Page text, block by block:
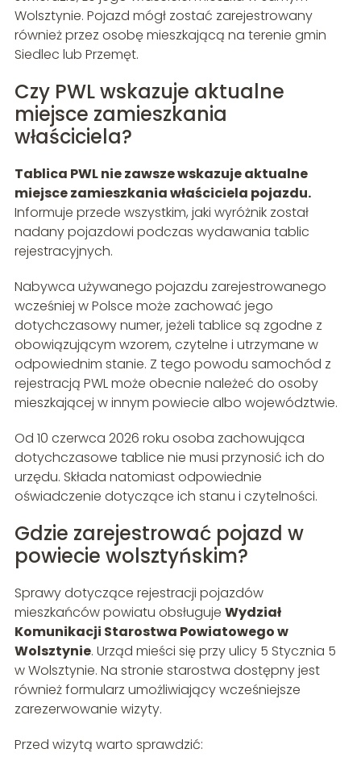
Wolsztynie. Pojazd mógł zostać zarejestrowany
również przez osobę mieszkającą na terenie gmin
Siedlec lub Przemęt.
Czy PWL wskazuje aktualne
miejsce zamieszkania
właściciela?
Tablica PWL nie zawsze wskazuje aktualne
miejsce zamieszkania właściciela pojazdu.
Informuje przede wszystkim, jaki wyróżnik został
nadany pojazdowi podczas wydawania tablic
rejestracyjnych.
Nabywca używanego pojazdu zarejestrowanego
wcześniej w Polsce może zachować jego
dotychczasowy numer, jeżeli tablice są zgodne z
obowiązującym wzorem, czytelne i utrzymane w
odpowiednim stanie. Z tego powodu samochód z
rejestracją PWL może obecnie należeć do osoby
mieszkającej w innym powiecie albo województwie.
Od 10 czerwca 2026 roku osoba zachowująca
dotychczasowe tablice nie musi przynosić ich do
urzędu. Składa natomiast odpowiednie
oświadczenie dotyczące ich stanu i czytelności.
Gdzie zarejestrować pojazd w
powiecie wolsztyńskim?
Sprawy dotyczące rejestracji pojazdów
mieszkańców powiatu obsługuje Wydział
Komunikacji Starostwa Powiatowego w
Wolsztynie. Urząd mieści się przy ulicy 5 Stycznia 5
w Wolsztynie. Na stronie starostwa dostępny jest
również formularz umożliwiający wcześniejsze
zarezerwowanie wizyty.
Przed wizytą warto sprawdzić: